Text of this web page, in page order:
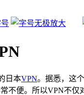
日本VPN。据悉，这
不便。所以VPN不